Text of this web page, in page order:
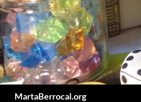
MartaBerrocal.org